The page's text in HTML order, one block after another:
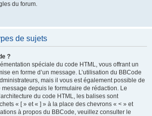
du forum.
de sujets
?
spéciale du code HTML, vous offrant un
en forme d’un message. L’utilisation du BBCode
mais il vous est également possible de
message depuis le formulaire de rédaction. Le
du code HTML, les balises sont
« [ » et « ] » à la place des chevrons « < » et
à propos du BBCode, veuillez consulter le